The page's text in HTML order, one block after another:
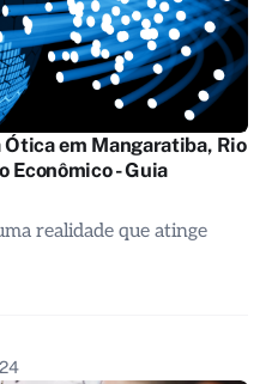
em Mangaratiba, Rio
Econômico - Guia
realidade que atinge